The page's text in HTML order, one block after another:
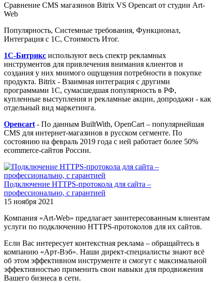
Сравнение CMS магазинов Bitrix VS Opencart от студии Art-
Web
Популярность, Системные требования, Функционал,
Интеграция с 1С, Стоимость Итог.
1С-Битрикс используют весь спектр рекламных
инструментов для привлечения внимания клиентов и
создания у них мнимого ощущения потребности в покупке
продукта. Bitrix - Взаимная интеграция с другими
программами 1С, сумасшедшая популярность в РФ,
купленные выступления и рекламные акции, допродажи - как
отдельный вид маркетинга.
Opencart- По данным BuiltWith, OpenCart – популярнейшая
CMS для интернет-магазинов в русском сегменте. По
состоянию на февраль 2019 года с ней работает более 50%
ecommerce-сайтов России.
Подключение HTTPS-протокола для сайта –
профессионально, с гарантией
15 ноября 2021
Компания «Art-Web» предлагает заинтересованным клиентам
услуги по подключению HTTPS-протоколов для их сайтов.
Если Вас интересует контекстная реклама – обращайтесь в
компанию «Арт-Вэб». Наши директ-специалисты знают всё
об этом эффективном инструменте и смогут с максимальной
эффективностью применить свои навыки для продвижения
Вашего бизнеса в сети.